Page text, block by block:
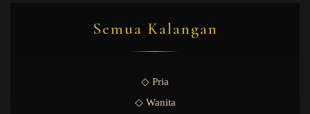
Semua Kalangan
◇ Pria
◇ Wanita